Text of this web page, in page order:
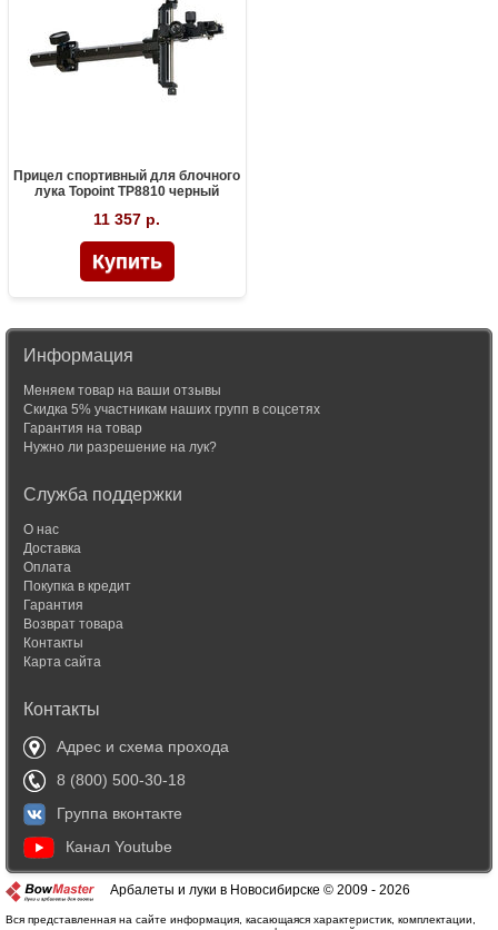
Прицел спортивный для блочного
лука Topoint TP8810 черный
11 357 р.
Информация
Меняем товар на ваши отзывы
Скидка 5% участникам наших групп в соцсетях
Гарантия на товар
Нужно ли разрешение на лук?
Служба поддержки
О нас
Доставка
Оплата
Покупка в кредит
Гарантия
Возврат товара
Контакты
Карта сайта
Контакты
Адрес и схема прохода
8 (800) 500-30-18
Группа вконтакте
Канал Youtube
Арбалеты и луки в Новосибирске © 2009 - 2026
Вся представленная на сайте информация, касающаяся характеристик, комплектации,